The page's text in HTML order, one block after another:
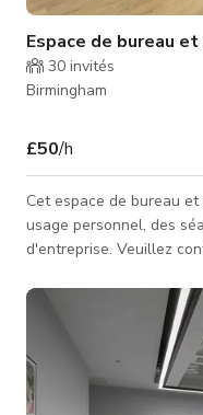
Espace de bureau
30 invités
Birmingham
£50/h
Cet espace de bureau
usage personnel, des
d'entreprise. Veuillez